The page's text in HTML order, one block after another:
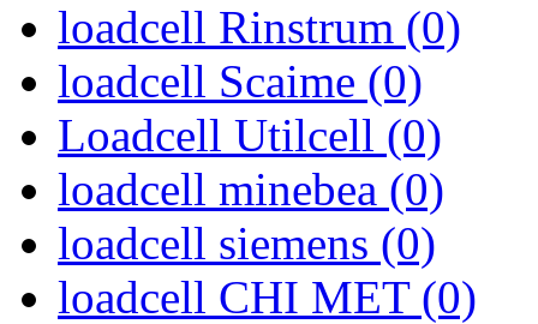
loadcell Rinstrum (0)
loadcell Scaime (0)
Loadcell Utilcell (0)
loadcell minebea (0)
loadcell siemens (0)
loadcell CHI MET (0)